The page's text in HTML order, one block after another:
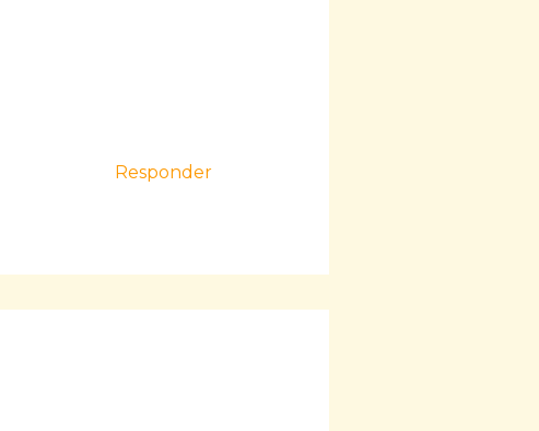
Responder